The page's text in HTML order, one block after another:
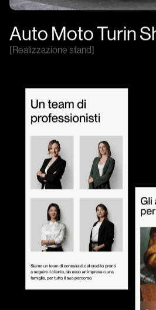
Auto Moto Turin
[Realizzazione stand]